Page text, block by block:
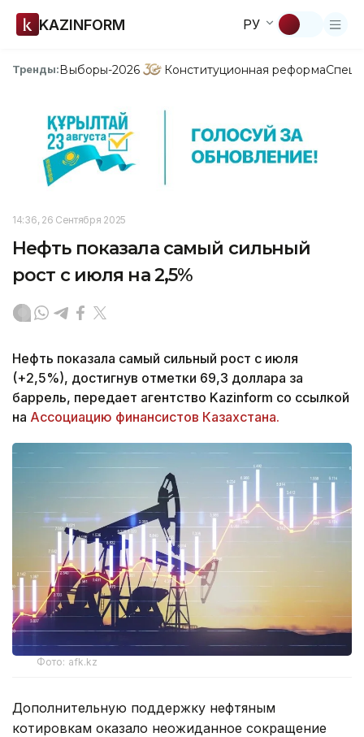
KAZINFORM РУ
Тренды:Выборы-2026 Конституционная реформа
14:36, 26 Сентября 2025
Нефть показала самый сильный
рост с июля на 2,5%
Нефть показала самый сильный рост с июля
(+2,5%), достигнув отметки 69,3 доллара за
баррель, передает агентство Kazinform со ссылкой
на Ассоциацию финансистов Казахстана.
Фото: afk.kz
Дополнительную поддержку нефтяным
котировкам оказало неожиданное сокращение